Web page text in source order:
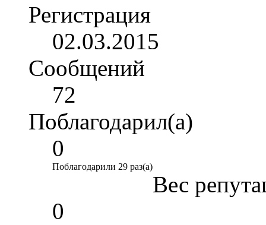
Регистрация
02.03.2015
Сообщений
72
Поблагодарил(а)
0
Поблагодарили 29 раз(а)
Вес
0